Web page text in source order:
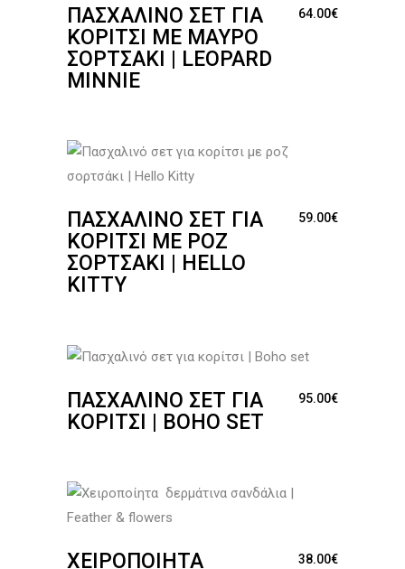
ΠΑΣΧΑΛΙΝΌ ΣΕΤ ΓΙΑ
ΚΟΡΊΤΣΙ ΜΕ ΜΑΎΡΟ
ΣΟΡΤΣΆΚΙ | LEOPARD
MINNIE
64.00€
ΠΑΣΧΑΛΙΝΌ ΣΕΤ ΓΙΑ
ΚΟΡΊΤΣΙ ΜΕ ΡΟΖ
ΣΟΡΤΣΆΚΙ | HELLO
KITTY
59.00€
ΠΑΣΧΑΛΙΝΌ ΣΕΤ ΓΙΑ
ΚΟΡΊΤΣΙ | BOHO SET
95.00€
ΧΕΙΡΟΠΟΊΗΤΑ
38.00€